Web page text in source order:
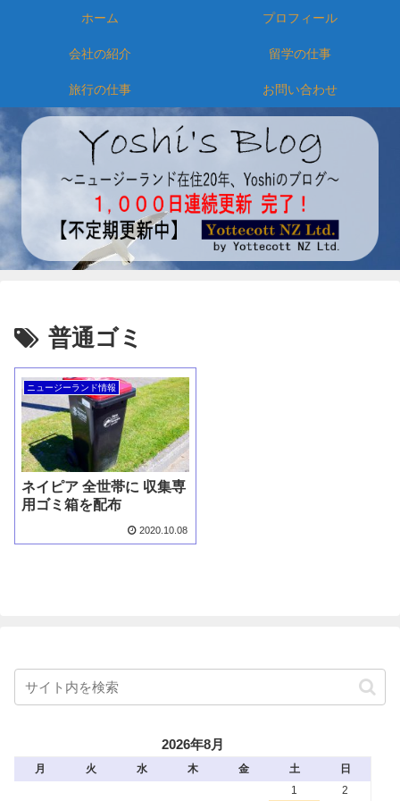
ホーム プロフィール
会社の紹介 留学の仕事
旅行の仕事 お問い合わせ
普通ゴミ
ニュージーランド情報
ネイピア 全世帯に 収集専
用ゴミ箱を配布
2020.10.08
2026年8月
月 火 水 木 金 土
日
1
2